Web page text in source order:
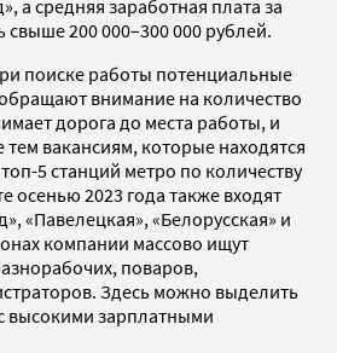
а средняя заработная плата за
свыше 200 000–300 000 рублей.
поиске работы потенциальные
внимание на количество
дорога до места работы, и
вакансиям, которые находятся
5 станций метро по количеству
осенью 2023 года также входят
«Павелецкая», «Белорусская» и
компании массово ищут
поваров,
Здесь можно выделить
высокими зарплатными